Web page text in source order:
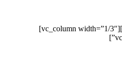
[/vc_column_text][/vc_column][vc_column width=”1/3″]